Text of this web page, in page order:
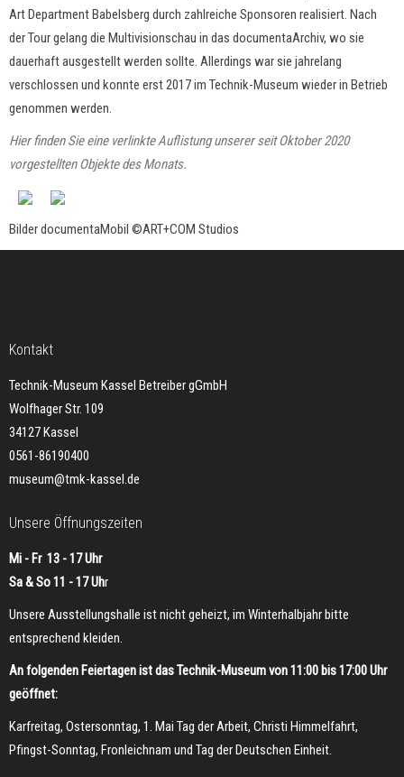
Art Department Babelsberg durch zahlreiche Sponsoren realisiert. Nach
der Tour gelang die Multivisionschau in das documentaArchiv, wo sie
dauerhaft ausgestellt werden sollte. Allerdings war sie jahrelang
verschlossen und konnte erst 2017 im Technik-Museum wieder in Betrieb
genommen werden.
Hier finden Sie eine verlinkte Auflistung unserer seit Oktober 2020
vorgestellten Objekte des Monats.
Bilder documentaMobil ©ART+COM Studios
Kontakt
Technik-Museum Kassel Betreiber gGmbH
Wolfhager Str. 109
34127 Kassel
0561-86190400
museum@tmk-kassel.de
Unsere Öffnungszeiten
Mi - Fr 13 - 17 Uhr
Sa & So 11 - 17 Uhr
Unsere Ausstellungshalle ist nicht geheizt, im Winterhalbjahr bitte
entsprechend kleiden.
An folgenden Feiertagen ist das Technik-Museum von 11:00 bis 17:00 Uhr
geöffnet:
Karfreitag, Ostersonntag, 1. Mai Tag der Arbeit, Christi Himmelfahrt,
Pfingst-Sonntag, Fronleichnam und Tag der Deutschen Einheit.